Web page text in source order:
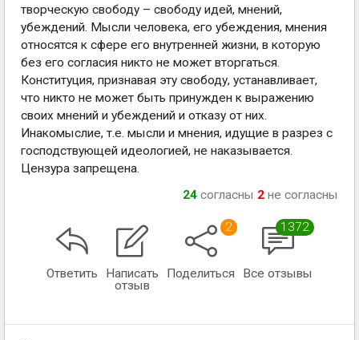
творческую свободу – свободу идей, мнений,
убеждений. Мысли человека, его убеждения, мнения
относятся к сфере его внутренней жизни, в которую
без его согласия никто не может вторгаться.
Конституция, признавая эту свободу, устанавливает,
что никто не может быть принужден к выражению
своих мнений и убеждений и отказу от них.
Инакомыслие, т.е. мысли и мнения, идущие в разрез с
господствующей идеологией, не наказывается.
Цензура запрещена.
24 согласны 2 не согласны
Ответить
Написать
отзыв
2
Поделиться
1372
Все отзывы